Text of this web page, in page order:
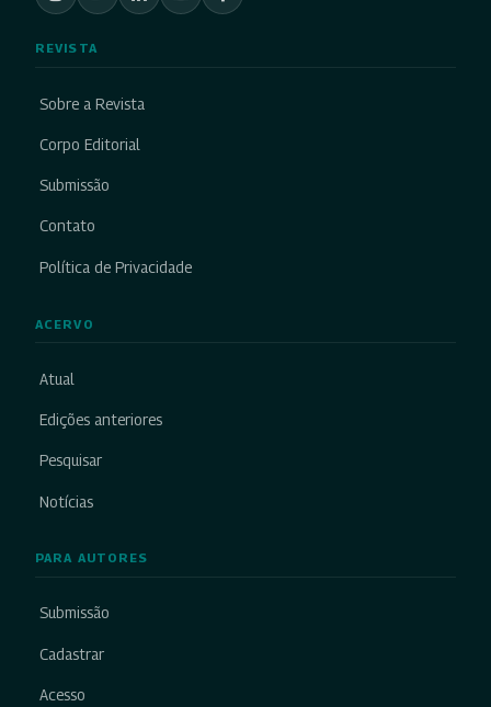
REVISTA
Sobre a Revista
Corpo Editorial
Submissão
Contato
Política de Privacidade
ACERVO
Atual
Edições anteriores
Pesquisar
Notícias
PARA AUTORES
Submissão
Cadastrar
Acesso